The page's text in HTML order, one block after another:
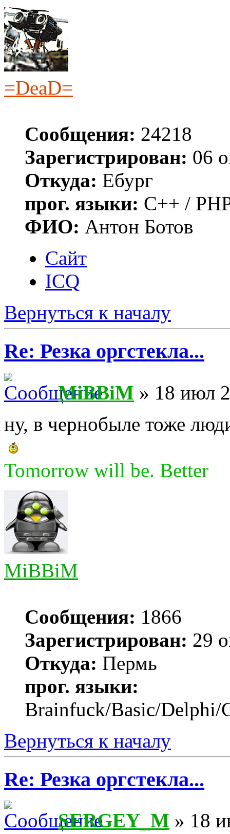
=DeaD=
Сообщения: 24218
Зарегистрирован: 06
Откуда: Ебург
прог. языки: C++ /
ФИО: Антон Ботов
Сайт
ICQ
Вернуться к началу
Re: Резка оргстекла...
MiBBiM » 18 июл
ну, в чернобыле тоже
Tomorrow will be. Better
MiBBiM
Сообщения: 1866
Зарегистрирован: 29
Откуда: Пермь
прог. языки:
Brainfuck/Basic/Delphi/
Вернуться к началу
Re: Резка оргстекла...
SERGEY_M » 18